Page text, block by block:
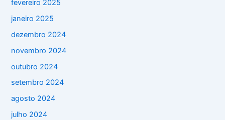
fevereiro 2025
janeiro 2025
dezembro 2024
novembro 2024
outubro 2024
setembro 2024
agosto 2024
julho 2024